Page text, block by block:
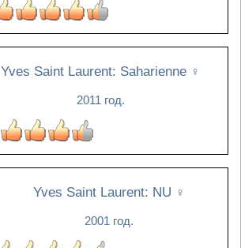
Yves Saint Laurent: Saharienne ♀
2011 год.
Yves Saint Laurent: NU ♀
2001 год.